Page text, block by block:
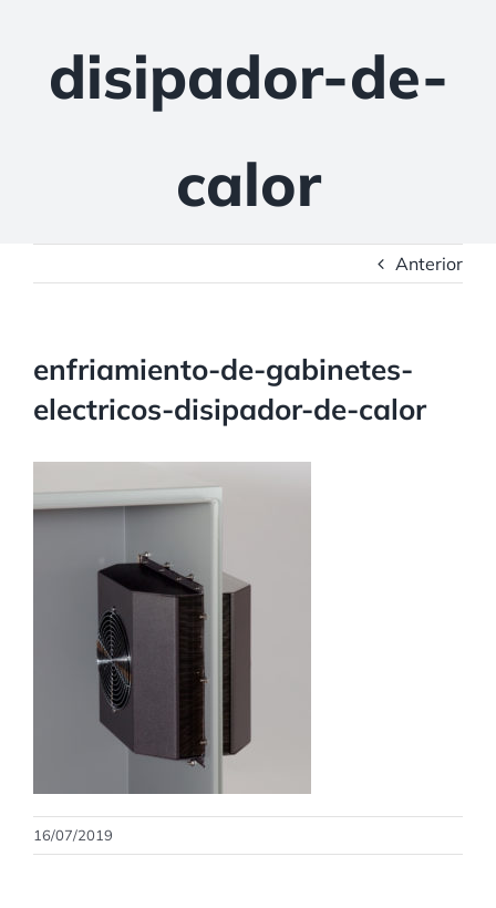
disipador-de-
calor
Anterior
enfriamiento-de-gabinetes-
electricos-disipador-de-calor
16/07/2019